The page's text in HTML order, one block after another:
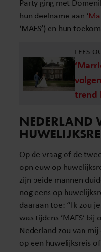
Party ging met
hun deelname aan ‘
‘MAFS’) en hun
LEES
trend
NEDERLAND
Op de vraag of de
opnieuw op
zijn beide mannen
nog eens op
daaraan toe: “Ik zou
was tijdens ’MAFS’
Nederland zou van
op een huwelijksreis